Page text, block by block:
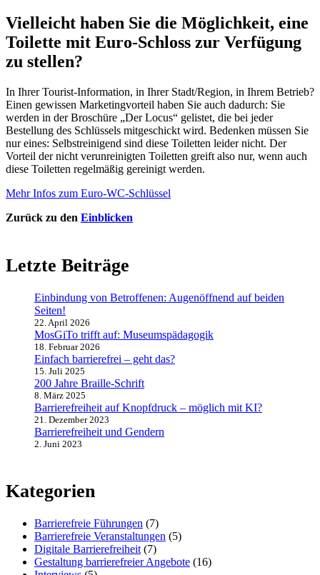
Vielleicht haben Sie die Möglichkeit, eine
Toilette mit Euro-Schloss zur Verfügung
zu stellen?
In Ihrer Tourist-Information, in Ihrer Stadt/Region, in Ihrem Betrieb?
Einen gewissen Marketingvorteil haben Sie auch dadurch: Sie
werden in der Broschüre „Der Locus“ gelistet, die bei jeder
Bestellung des Schlüssels mitgeschickt wird. Bedenken müssen Sie
nur eines: Selbstreinigend sind diese Toiletten leider nicht. Der
Vorteil der nicht verunreinigten Toiletten greift also nur, wenn auch
diese Toiletten regelmäßig gereinigt werden.
Mehr Infos zum Euro-WC-Schlüssel
Springe
Zurück zu den Einblicken
Letzte Beiträge
Einbindung von Betroffenen: Augenöffnend auf beiden
Seiten!
22. April 2026
MosGiTo trifft auf: Museumspädagogik
18. Februar 2026
Einfach barrierefrei – geht das?
15. Juli 2025
200 Jahre Braille-Schrift
8. März 2025
Barrierefreiheit auf Knopfdruck – möglich mit KI?
21. Dezember 2023
Barrierefreiheit und Gendern
2. Juni 2023
Kategorien
Barrierefreie Führungen (7)
Barrierefreie Veranstaltungen (5)
Digitale Barrierefreiheit (7)
Gestaltung barrierefreier Angebote (16)